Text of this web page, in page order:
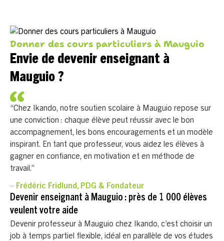
Donner des cours particuliers à Mauguio
Envie de devenir enseignant à
Mauguio ?
“Chez Ikando, notre soutien scolaire à Mauguio repose sur
une conviction : chaque élève peut réussir avec le bon
accompagnement, les bons encouragements et un modèle
inspirant. En tant que professeur, vous aidez les élèves à
gagner en confiance, en motivation et en méthode de
travail.”
– Frédéric Fridlund, PDG & Fondateur
Devenir enseignant à Mauguio : près de 1 000 élèves
veulent votre aide
Devenir professeur à Mauguio chez Ikando, c’est choisir un
job à temps partiel flexible, idéal en parallèle de vos études